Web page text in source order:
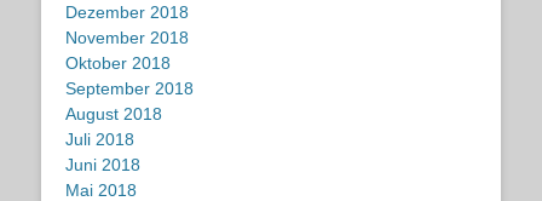
Dezember 2018
November 2018
Oktober 2018
September 2018
August 2018
Juli 2018
Juni 2018
Mai 2018